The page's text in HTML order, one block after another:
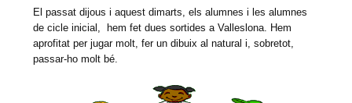
El passat dijous i aquest dimarts, els alumnes i les alumnes
de cicle inicial, hem fet dues sortides a Valleslona. Hem
aprofitat per jugar molt, fer un dibuix al natural i, sobretot,
passar-ho molt bé.